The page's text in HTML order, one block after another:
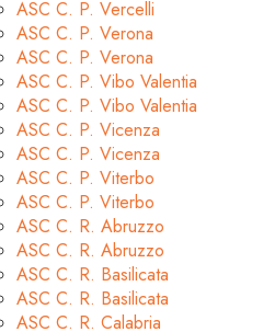
ASC C. P. Vercelli
ASC C. P. Verona
ASC C. P. Verona
ASC C. P. Vibo Valentia
ASC C. P. Vibo Valentia
ASC C. P. Vicenza
ASC C. P. Vicenza
ASC C. P. Viterbo
ASC C. P. Viterbo
ASC C. R. Abruzzo
ASC C. R. Abruzzo
ASC C. R. Basilicata
ASC C. R. Basilicata
ASC C. R. Calabria